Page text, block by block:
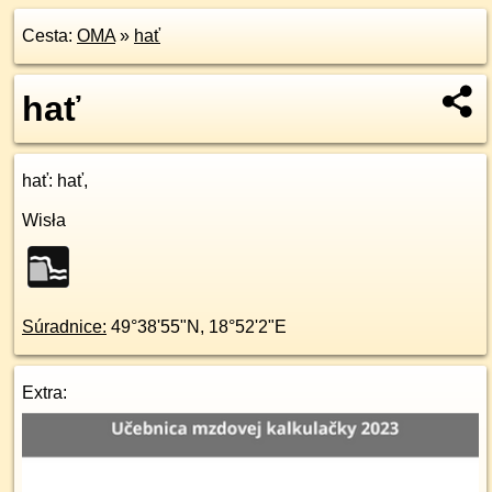
Cesta: OMA» hať
hať
hať: hať,
Wisła
Súradnice: 49°38'55"N , 18°52'2"E
Extra: